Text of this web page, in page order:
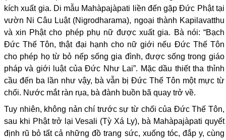
kích xuất gia. Di mẫu Mahàpajàpati liền đến gặp Đức Phật tại
vườn Ni Câu Luật (Nigrodharama), ngoại thành Kapilavatthu
và xin Phật cho phép phụ nữ được xuất gia. Bà nói: “Bạch
Đức Thế Tôn, thật đại hạnh cho nữ giới nếu Đức Thế Tôn
cho phép họ từ bỏ nếp sống gia đình, được sống trong giáo
pháp và giới luật của Đức Như Lai”. Mặc dầu thiết tha thỉnh
cầu đến ba lần như vậy, bà vẫn bị Đức Thế Tôn một mực từ
chối. Nước mắt ràn rụa, bà đành buồn bã quay trở về.
Tuy nhiên, không nản chí trước sự từ chối của Đức Thế Tôn,
sau khi Phật trở lại Vesali (Tỳ Xá Ly), bà Mahàpajàpati quyết
định rũ bỏ tất cả những đồ trang sức, xuống tóc, đắp y, cùng